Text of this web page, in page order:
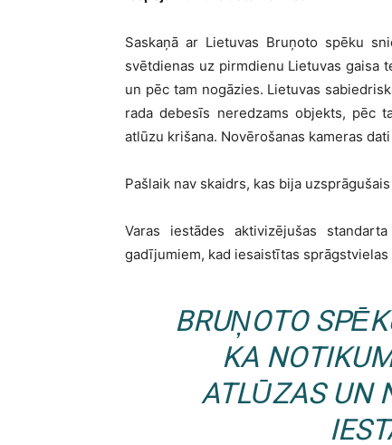
Saskaņā ar Lietuvas Bruņoto spēku
svētdienas uz pirmdienu Lietuvas gaisa
un pēc tam nogāzies. Lietuvas
rada debesīs neredzams objekts, pēc
atlūzu krišana. Novērošanas kameras
Pašlaik nav skaidrs, kas bija
Varas iestādes aktivizējušas
gadījumiem, kad iesaistītas
BRUŅOTO
KA
ATLŪZAS UN